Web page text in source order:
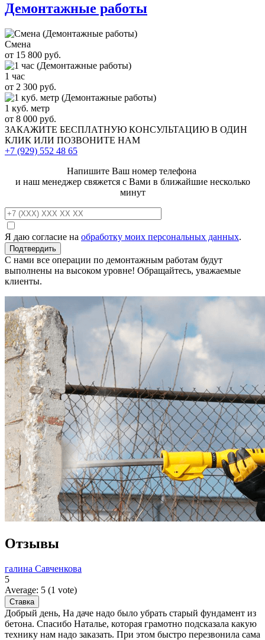
Демонтажные работы
Смена
от 15 800 руб.
1 час
от 2 300 руб.
1 куб. метр
от 8 000 руб.
ЗАКАЖИТЕ БЕСПЛАТНУЮ КОНСУЛЬТАЦИЮ В ОДИН
КЛИК ИЛИ ПОЗВОНИТЕ НАМ
+7 (929) 552 48 65
Напишите Ваш номер телефона
и наш менеджер свяжется с Вами в ближайшие несколько
минут
Я даю согласие на обработку моих персональных данных.
С нами все операции по демонтажным работам будут
выполнены на высоком уровне! Обращайтесь, уважаемые
клиенты.
Отзывы
галина Савченкова
5
Average: 5 (1 vote)
Добрый день, На даче надо было убрать старый фундамент из
бетона. Спасибо Наталье, которая грамотно подсказала какую
технику нам надо заказать. При этом быстро перезвонила сама